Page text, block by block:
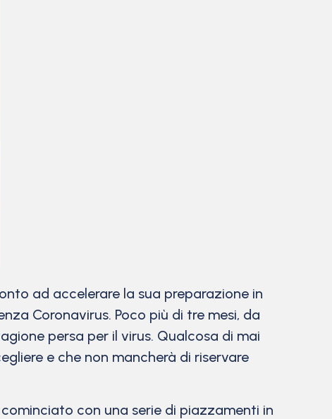
ad accelerare la sua preparazione in
Coronavirus. Poco più di tre mesi, da
persa per il virus. Qualcosa di mai
e che non mancherà di riservare
cominciato con una serie di piazzamenti in